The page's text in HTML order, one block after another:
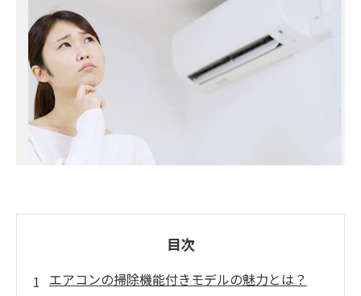
目次
エアコンの掃除機能付きモデルの魅力とは？